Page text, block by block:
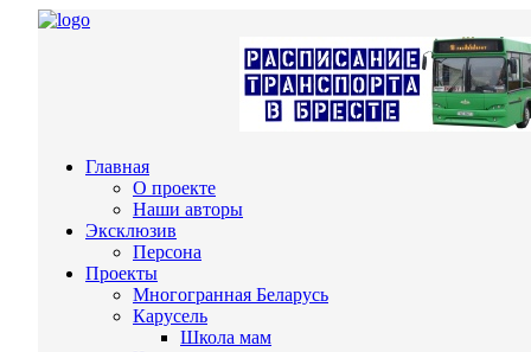
Главная
О проекте
Наши авторы
Эксклюзив
Персона
Проекты
Многогранная Беларусь
Карусель
Школа мам